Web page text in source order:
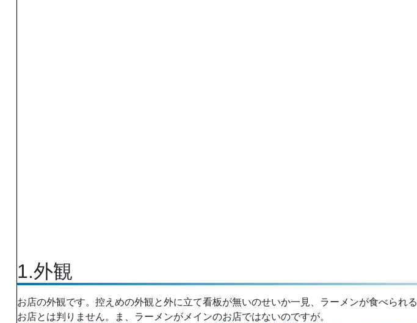
1.外観
お店の外観です。控えめの外観と外に立て看板が無いのせいか一見、ラーメンが食べられる
お店とは判りません。ま、ラーメンがメインのお店ではないのですが。